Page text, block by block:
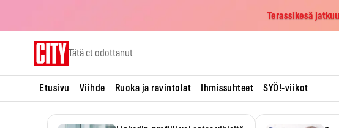
Terassikesä
Tätä et odottanut
Etusivu Viihde Ruoka ja ravintolat Ihmissuhteet SYÖ!-viikot